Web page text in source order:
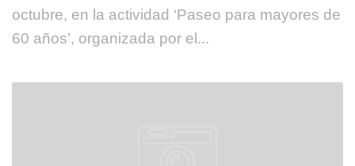
octubre, en la actividad ‘Paseo para mayores de
60 años’, organizada por el...